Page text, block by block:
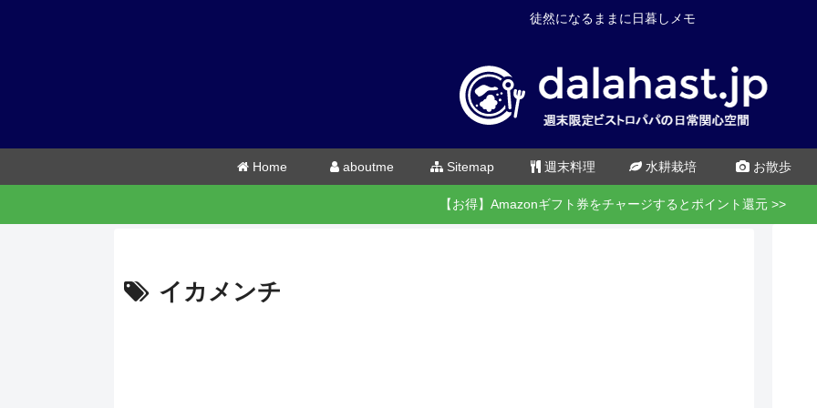
徒然になるままに日暮しメモ
Home aboutme Sitemap 週末料理 水耕栽培 お散歩
【お得】Amazonギフト券をチャージするとポイント還元 >>
イカメンチ